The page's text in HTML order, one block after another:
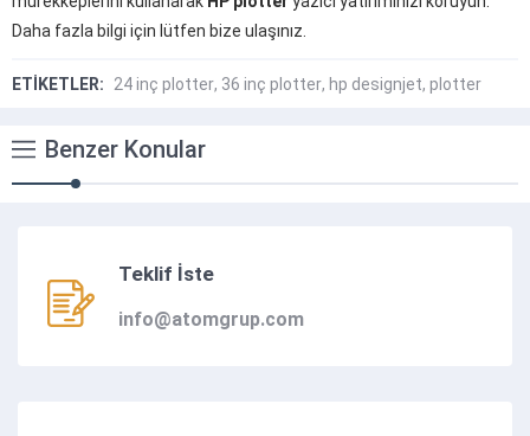
Daha fazla bilgi için lütfen bize ulaşınız.
ETİKETLER: 24 inç plotter, 36 inç plotter, hp designjet, plotter
Benzer Konular
Teklif İste
info@atomgrup.com